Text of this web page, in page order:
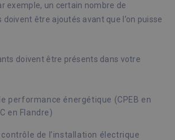
exemple, un certain nombre de
être ajoutés avant que l’on puisse
doivent être présents dans votre
performance énergétique (CPEB en
en Flandre)
contrôle de l’installation électrique